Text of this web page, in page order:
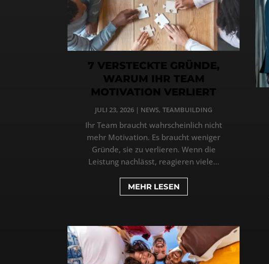
7 VERSTECKTE GRÜNDE,
WARUM IHR TEAM
MOTIVATION VERLIERT
JULI 23, 2026 | NEWS,TEAMBUILDING
Ihr Team braucht wahrscheinlich nicht
mehr Motivation. Es braucht weniger
Gründe, sie zu verlieren. Wenn die
Leistung nachlässt, reagieren viele...
MEHR LESEN